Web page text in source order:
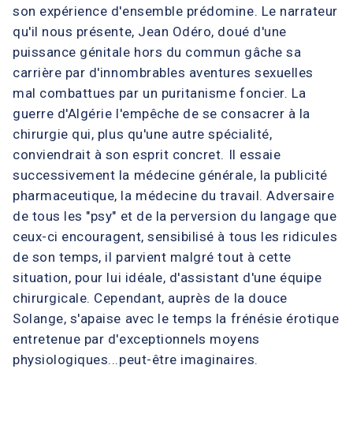
son expérience d'ensemble prédomine. Le narrateur
qu'il nous présente, Jean Odéro, doué d'une
puissance génitale hors du commun gâche sa
carrière par d'innombrables aventures sexuelles
mal combattues par un puritanisme foncier. La
guerre d'Algérie l'empêche de se consacrer à la
chirurgie qui, plus qu'une autre spécialité,
conviendrait à son esprit concret. Il essaie
successivement la médecine générale, la publicité
pharmaceutique, la médecine du travail. Adversaire
de tous les "psy" et de la perversion du langage que
ceux-ci encouragent, sensibilisé à tous les ridicules
de son temps, il parvient malgré tout à cette
situation, pour lui idéale, d'assistant d'une équipe
chirurgicale. Cependant, auprès de la douce
Solange, s'apaise avec le temps la frénésie érotique
entretenue par d'exceptionnels moyens
physiologiques...peut-être imaginaires.